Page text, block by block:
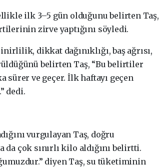
ilk 3–5 gün olduğunu belirten Taş,
zirve yaptığını söyledi.
dikkat dağınıklığı, baş ağrısı,
belirten Taş, “Bu belirtiler
sürer ve geçer. İlk haftayı geçen
dedi.
vurgulayan Taş, doğru
çok sınırlı kilo aldığını belirtti.
diyen Taş, su tüketiminin